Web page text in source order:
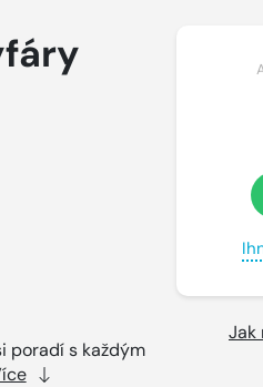
poradí s každým
Jak